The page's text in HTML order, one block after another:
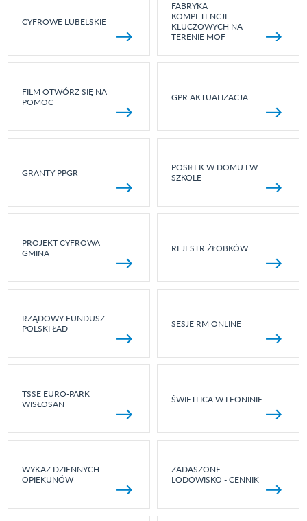
CYFROWE LUBELSKIE
FABRYKA
KOMPETENCJI
KLUCZOWYCH NA
TERENIE MOF
FILM OTWÓRZ SIĘ NA
POMOC
GPR AKTUALIZACJA
GRANTY PPGR
POSIŁEK W DOMU I W
SZKOLE
PROJEKT CYFROWA
GMINA
REJESTR ŻŁOBKÓW
RZĄDOWY FUNDUSZ
POLSKI ŁAD
SESJE RM ONLINE
TSSE EURO-PARK
WISŁOSAN
ŚWIETLICA W LEONINIE
WYKAZ DZIENNYCH
OPIEKUNÓW
ZADASZONE
LODOWISKO - CENNIK